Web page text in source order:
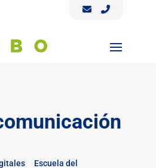
Escuela del